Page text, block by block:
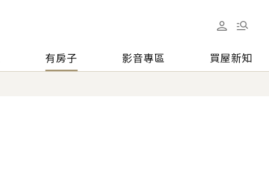
有房子 影音專區 買屋新知